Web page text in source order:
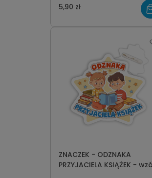
5,90 zł
ZNACZEK - ODZNAKA
PRZYJACIELA KSIĄŻEK -